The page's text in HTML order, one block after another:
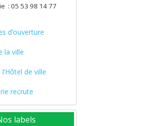
: 05 53 98 14 77
d’ouverture
la ville
de ville
recrute
labels